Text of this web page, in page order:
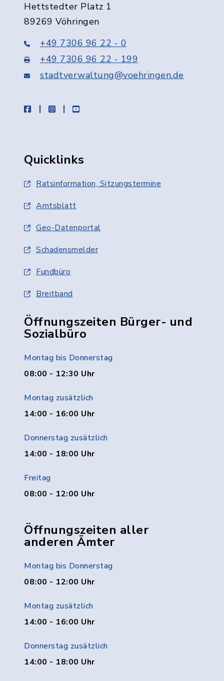
Hettstedter Platz 1
89269 Vöhringen
+49 7306 96 22 - 0
+49 7306 96 22 - 199
stadtverwaltung@voehringen.de
facebookinstagramyoutube
Quicklinks
Ratsinformation, Sitzungstermine
Amtsblatt
Geo-Datenportal
Schadensmelder
Fundbüro
Breitband
Öffnungszeiten Bürger- und
Sozialbüro
Montag bis Donnerstag
08:00 - 12:30 Uhr
Montag zusätzlich
14:00 - 16:00 Uhr
Donnerstag zusätzlich
14:00 - 18:00 Uhr
Freitag
08:00 - 12:00 Uhr
Öffnungszeiten aller
anderen Ämter
Montag bis Donnerstag
08:00 - 12:00 Uhr
Montag zusätzlich
14:00 - 16:00 Uhr
Donnerstag zusätzlich
14:00 - 18:00 Uhr